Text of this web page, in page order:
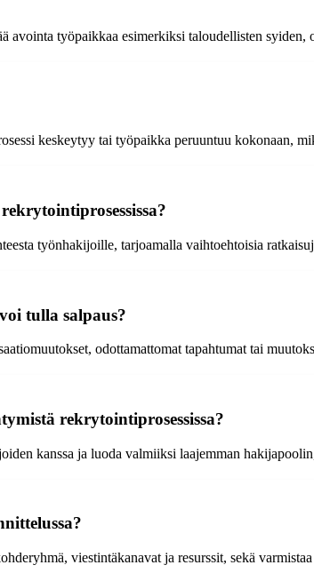
avointa työpaikkaa esimerkiksi taloudellisten
keskeytyy tai työpaikka peruuntuu kokonaan,
työnhakijoille, tarjoamalla vaihtoehtoisia
tulla salpaus?
odottamattomat tapahtumat tai
rekrytointiprosessissa?
kanssa ja luoda valmiiksi laajemman
viestintäkanavat ja resurssit, sekä